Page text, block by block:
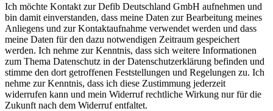
Ich möchte Kontakt zur Defib Deutschland GmbH aufnehmen und
bin damit einverstanden, dass meine Daten zur Bearbeitung meines
Anliegens und zur Kontaktaufnahme verwendet werden und dass
meine Daten für den dazu notwendigen Zeitraum gespeichert
werden. Ich nehme zur Kenntnis, dass sich weitere Informationen
zum Thema Datenschutz in der Datenschutzerklärung befinden und
stimme den dort getroffenen Feststellungen und Regelungen zu. Ich
nehme zur Kenntnis, dass ich diese Zustimmung jederzeit
widerrufen kann und mein Widerruf rechtliche Wirkung nur für die
Zukunft nach dem Widerruf entfaltet.